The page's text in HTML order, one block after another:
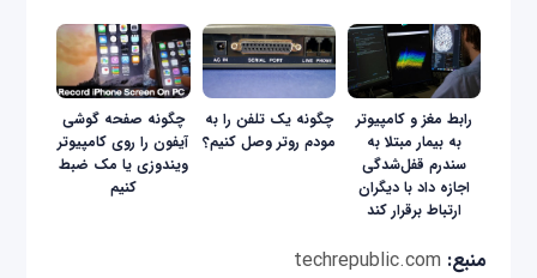
رابط مغز و کامپیوتر
به بیمار مبتلا به
سندرم قفل‌شدگی
اجازه داد با دیگران
ارتباط برقرار کند
چگونه یک تلفن را به
مودم روتر وصل کنیم؟
چگونه صفحه گوشی
آیفون را روی کامپیوتر
ویندوزی یا مک ضبط
کنیم
منبع: techrepublic.com